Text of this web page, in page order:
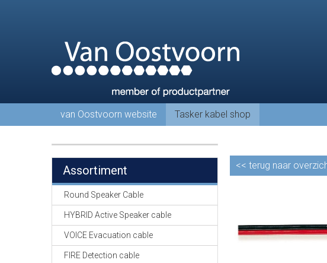
van Oostvoorn website Tasker kabel shop
Assortiment
Round Speaker Cable
HYBRID Active Speaker cable
VOICE Evacuation cable
FIRE Detection cable
<< terug naar